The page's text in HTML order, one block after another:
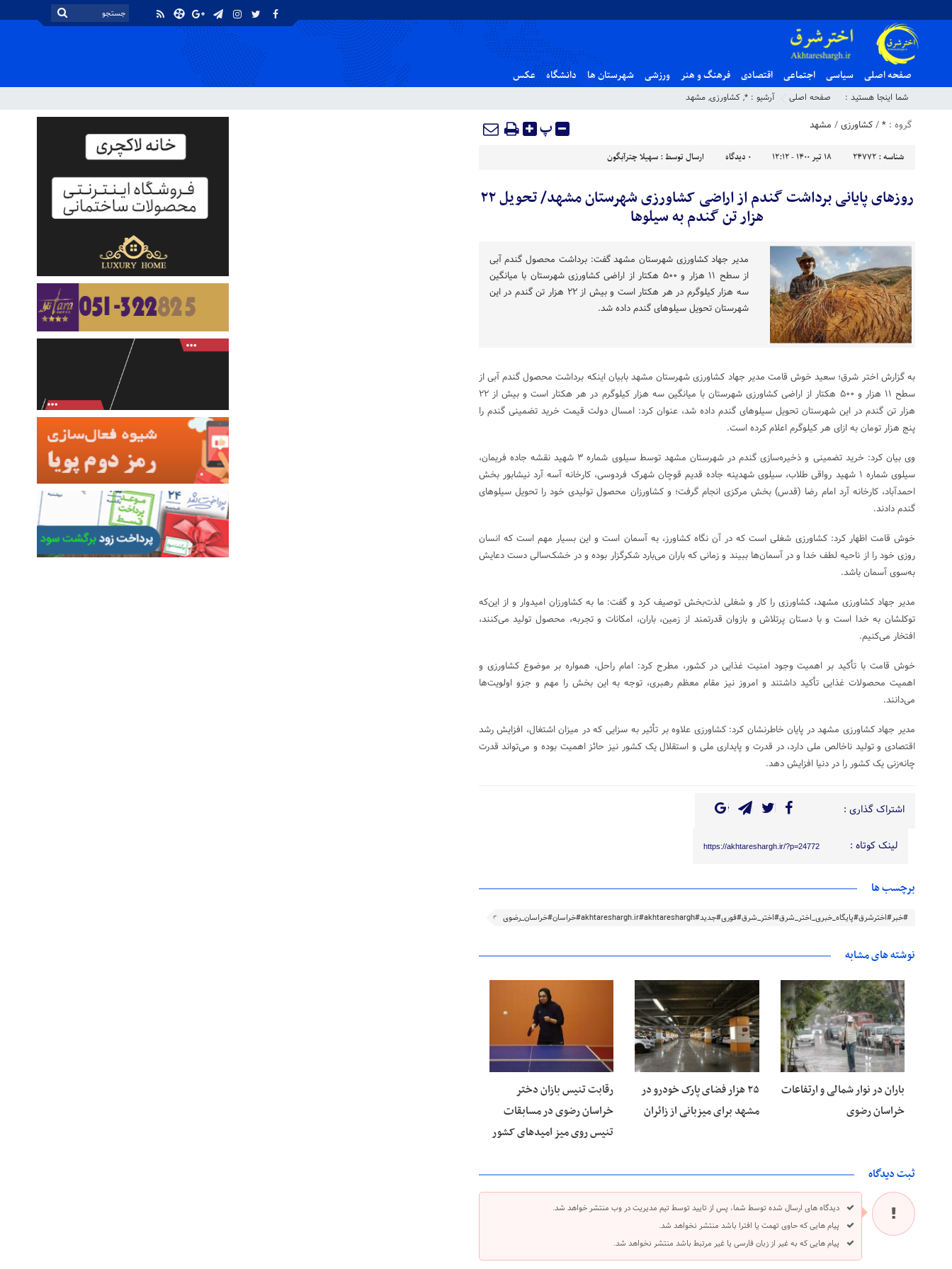
صفحه اصلی سیاسی اجتماعی اقتصادی فرهنگ و هنر ورزشی شهرستان ها دانشگاه عکس
شما اینجا هستید : صفحه اصلی آرشیو : *
, کشاورزی, مشهد
گروه : *
/کشاورزی/ مشهد پ
شناسه : 24772 ۱۸ تیر ۱۴۰۰ - ۱۲:۱۲ ۰ دیدگاه ارسال توسط : سهیلا چترآبگون
روزهای پایانی برداشت گندم از اراضی کشاورزی شهرستان مشهد/ تحویل ۲۲
هزار تن گندم به سیلوها
مدیر جهاد کشاورزی شهرستان مشهد گفت: برداشت محصول گندم آبی
از سطح ۱۱ هزار و ۵۰۰ هکتار از اراضی کشاورزی شهرستان با میانگین
سه هزار کیلوگرم در هر هکتار است و بیش از ۲۲ هزار تن گندم در این
شهرستان تحویل سیلوهای گندم داده شد.
به گزارش اختر شرق؛ سعید خوش قامت مدیر جهاد کشاورزی شهرستان مشهد بابیان اینکه برداشت محصول گندم آبی از
سطح ۱۱ هزار و ۵۰۰ هکتار از اراضی کشاورزی شهرستان با میانگین سه هزار کیلوگرم در هر هکتار است و بیش از ۲۲
هزار تن گندم در این شهرستان تحویل سیلوهای گندم داده شد، عنوان کرد: امسال دولت قیمت خرید تضمینی گندم را
پنج هزار تومان به ازای هر کیلوگرم اعلام کرده است.
وی بیان کرد: خرید تضمینی و ذخیره‌سازی گندم در شهرستان مشهد توسط سیلوی شماره ۳ شهید نقشه جاده فریمان،
سیلوی شماره ۱ شهید رواقی طلاب، سیلوی شهدینه جاده قدیم قوچان شهرک فردوسی، کارخانه آسه آرد نیشابور بخش
احمدآباد، کارخانه آرد امام رضا (قدس) بخش مرکزی انجام گرفت؛ و کشاورزان محصول تولیدی خود را تحویل سیلوهای
گندم دادند.
خوش قامت اظهار کرد: کشاورزی شغلی است که در آن نگاه کشاورز، به آسمان است و این بسیار مهم است که انسان
روزی خود را از ناحیه لطف خدا و در آسمان‌ها ببیند و زمانی که باران می‌بارد شکرگزار بوده و در خشک‌سالی دست دعایش
به‌سوی آسمان باشد.
مدیر جهاد کشاورزی مشهد، کشاورزی را کار و شغلی لذت‌بخش‌ توصیف کرد و گفت: ما به کشاورزان امیدوار و از این‌که
توکلشان به خدا است و با دستان پرتلاش و بازوان قدرتمند از زمین، باران، امکانات و تجربه، محصول تولید می‌کنند،
افتخار می‌کنیم.
خوش قامت با تأکید بر اهمیت وجود امنیت غذایی در کشور، مطرح کرد: امام راحل، همواره بر موضوع کشاورزی و
اهمیت محصولات غذایی تأکید داشتند و امروز نیز مقام معظم رهبری، توجه به این بخش را مهم و جزو اولویت‌ها
می‌دانند.
مدیر جهاد کشاورزی مشهد در پایان خاطرنشان کرد: کشاورزی علاوه بر تأثیر به سزایی که در میزان اشتغال، افزایش رشد
اقتصادی و تولید ناخالص ملی دارد، در قدرت و پایداری ملی و استقلال یک کشور نیز حائز اهمیت بوده و می‌تواند قدرت
چانه‌زنی یک کشور را در دنیا افزایش دهد.
اشتراک گذاری :
لینک کوتاه : https://akhtareshargh.ir/?p=24772
برچسب ها
#خبر#اخترشرق#پایگاه_خبری_اختر_شرق#اختر_شرق#فوری#جدید#akhtareshargh.ir#akhtareshargh#خراسان#خراسان_رضوی
نوشته های مشابه
۱۵ مرداد ۱۴۰۵
باران در نوار شمالی و ارتفاعات
خراسان رضوی
۱۵ مرداد ۱۴۰۵
۲۵ هزار فضای پارک خودرو در
مشهد برای میزبانی از زائران
رقابت تنیس بازان دختر
خراسان رضوی در مسابقات
تنیس روی میز امیدهای کشور
ثبت دیدگاه
دیدگاه های ارسال شده توسط شما، پس از تایید توسط تیم مدیریت در وب منتشر خواهد شد.
پیام هایی که حاوی تهمت یا افترا باشد منتشر نخواهد شد.
پیام هایی که به غیر از زبان فارسی یا غیر مرتبط باشد منتشر نخواهد شد.